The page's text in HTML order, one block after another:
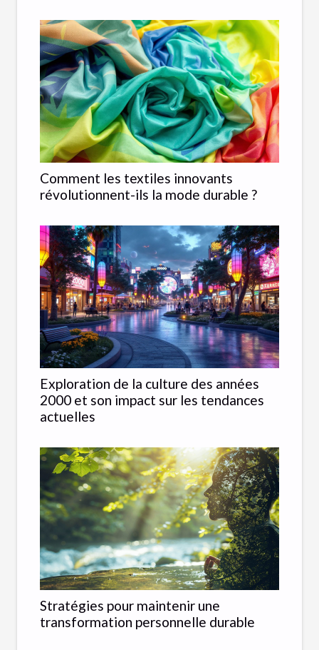
Comment les textiles innovants
révolutionnent-ils la mode durable ?
Exploration de la culture des années
2000 et son impact sur les tendances
actuelles
Stratégies pour maintenir une
transformation personnelle durable